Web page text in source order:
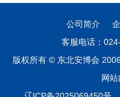
公司简介
客服电话：
版权所有 © 东北安博会
网